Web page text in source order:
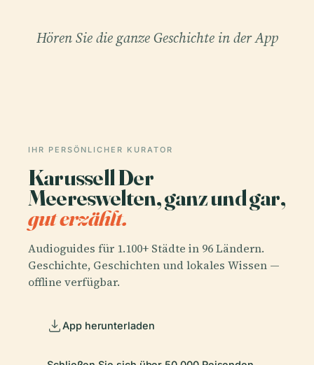
Hören Sie die ganze Geschichte in der App
IHR PERSÖNLICHER KURATOR
Karussell Der
Meereswelten, ganz und gar,
gut erzählt.
Audioguides für 1.100+ Städte in 96 Ländern.
Geschichte, Geschichten und lokales Wissen —
offline verfügbar.
App herunterladen